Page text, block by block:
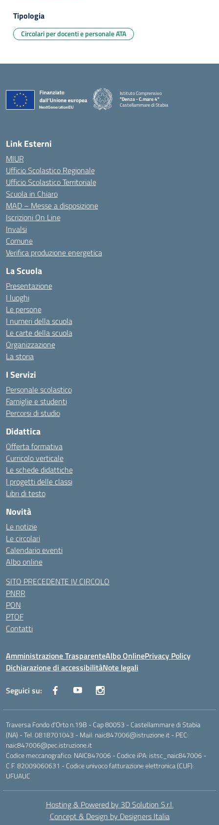
Tipologia
Circolari per docenti e personale ATA
Istituto Comprensivo
"Denza - C.mare 4"
Castellammare di Stabia
Link Esterni
MIUR
Ufficio Scolastico Regionale
Ufficio Scolastico Territoriale
Scuola in Chiaro
MAD – Messe a disposizione
Iscrizioni On Line
Invalsi
Comune
Verifica produzione energetica
La Scuola
Presentazione
I luoghi
Le persone
I numeri della scuola
Le carte della scuola
Organizzazione
La storia
I Servizi
Personale scolastico
Famiglie e studenti
Percorsi di studio
Didattica
Offerta formativa
Curricolo verticale
Le schede didattiche
I progetti delle classi
Libri di testo
Novità
Le notizie
Le circolari
Calendario eventi
Albo online
SITO PRECEDENTE IV CIRCOLO
PNRR
PON
PTOF
Contatti
Amministrazione TrasparenteAlbo OnlinePrivacy Policy
Dichiarazione di accessibilitàNote legali
Seguici su:
Traversa Fondo d'Orto n.19B - Cap 80053 - Castellammare di Stabia
(NA) - Tel. 0818701043 - Mail: naic847006@istruzione.it - PEC:
naic847006@pec.istruzione.it
Codice meccanografico: NAIC847006 - Codice iPA: istsc_naic847006 -
C.F. 82009060631 - Codice univoco fatturazione elettronica (CUF):
UFUAUC
Hosting & Powered by 3D Solution S.r.l.
Concept & Design by Designers Italia